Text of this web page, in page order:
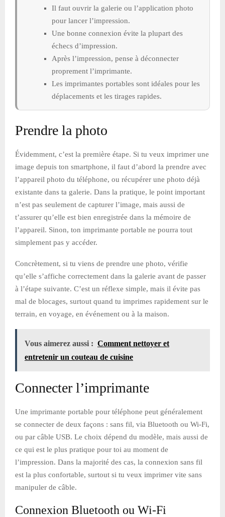
Il faut ouvrir la galerie ou l’application photo
pour lancer l’impression.
Une bonne connexion évite la plupart des
échecs d’impression.
Après l’impression, pense à déconnecter
proprement l’imprimante.
Les imprimantes portables sont idéales pour les
déplacements et les tirages rapides.
Prendre la photo
Évidemment, c’est la première étape. Si tu veux imprimer une
image depuis ton smartphone, il faut d’abord la prendre avec
l’appareil photo du téléphone, ou récupérer une photo déjà
existante dans ta galerie. Dans la pratique, le point important
n’est pas seulement de capturer l’image, mais aussi de
t’assurer qu’elle est bien enregistrée dans la mémoire de
l’appareil. Sinon, ton imprimante portable ne pourra tout
simplement pas y accéder.
Concrètement, si tu viens de prendre une photo, vérifie
qu’elle s’affiche correctement dans la galerie avant de passer
à l’étape suivante. C’est un réflexe simple, mais il évite pas
mal de blocages, surtout quand tu imprimes rapidement sur le
terrain, en voyage, en événement ou à la maison.
Vous aimerez aussi : Comment nettoyer et
entretenir un couteau de cuisine
Connecter l’imprimante
Une imprimante portable pour téléphone peut généralement
se connecter de deux façons : sans fil, via Bluetooth ou Wi-Fi,
ou par câble USB. Le choix dépend du modèle, mais aussi de
ce qui est le plus pratique pour toi au moment de
l’impression. Dans la majorité des cas, la connexion sans fil
est la plus confortable, surtout si tu veux imprimer vite sans
manipuler de câble.
Connexion Bluetooth ou Wi-Fi